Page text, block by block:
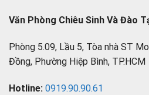
Văn Phòng Chiêu Sinh Và Đào
Phòng 5.09, Lầu 5, Tòa nhà ST
Đồng, Phường Hiệp Bình, TP.HCM
Hotline: 0919.90.90.61